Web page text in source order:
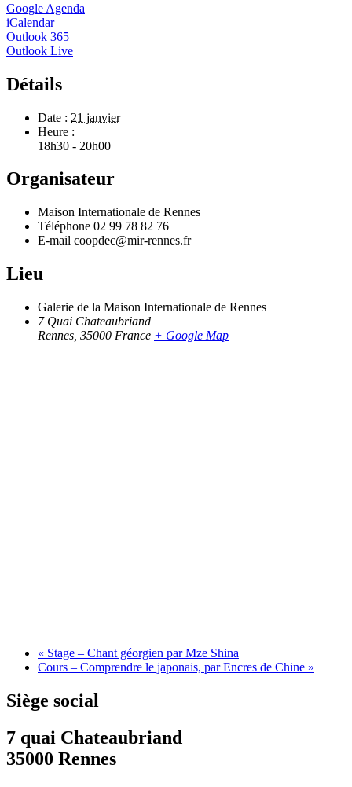
Google Agenda
iCalendar
Outlook 365
Outlook Live
Détails
Date : 21 janvier
Heure :
18h30 - 20h00
Organisateur
Maison Internationale de Rennes
Téléphone 02 99 78 82 76
E-mail coopdec@mir-rennes.fr
Lieu
Galerie de la Maison Internationale de Rennes
7 Quai Chateaubriand
Rennes 35000 France + Google Map
« Stage – Chant géorgien par Mze Shina
Cours – Comprendre le japonais, par Encres de Chine »
Siège social
7 quai Chateaubriand
35000 Rennes